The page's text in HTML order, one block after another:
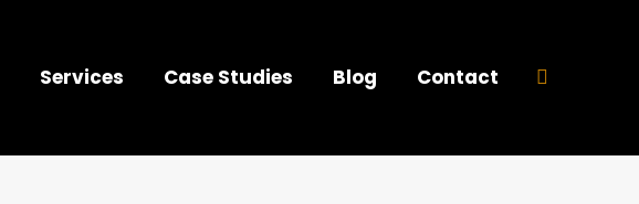
Services Case Studies Blog Contact Search: